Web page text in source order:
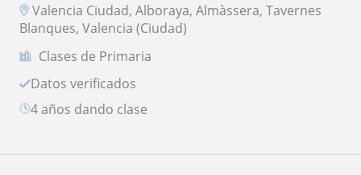
Valencia Ciudad, Alboraya, Almàssera, Tavernes
Blanques, Valencia (Ciudad)
Clases de Primaria
Datos verificados
4 años dando clase